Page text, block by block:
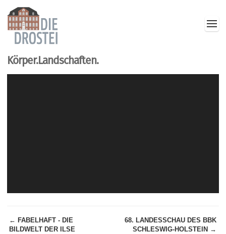
Körper.Landschaften.
← FABELHAFT - DIE
BILDWELT DER ILSE
68. LANDESSCHAU DES BBK
SCHLESWIG-HOLSTEIN →